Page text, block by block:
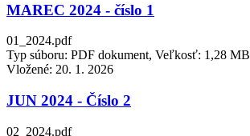
MAREC 2024 - číslo 1
01_2024.pdf
Typ súboru: PDF dokument, Veľkosť: 1,28 MB
Vložené: 20. 1. 2026
JUN 2024 - Číslo 2
02_2024.pdf